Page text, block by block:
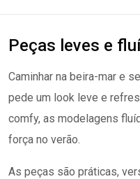
Peças leves e
Caminhar na beira-mar e
pede um look leve e
comfy, as modelagens
força no verão.
As peças são práticas,